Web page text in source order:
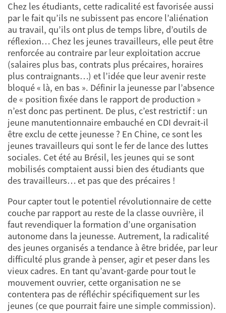
Chez les étudiants, cette radicalité est favorisée aussi
par le fait qu’ils ne subissent pas encore l’aliénation
au travail, qu’ils ont plus de temps libre, d’outils de
réflexion… Chez les jeunes travailleurs, elle peut être
renforcée au contraire par leur exploitation accrue
(salaires plus bas, contrats plus précaires, horaires
plus contraignants…) et l’idée que leur avenir reste
bloqué « là, en bas ». Définir la jeunesse par l’absence
de « position fixée dans le rapport de production »
n’est donc pas pertinent. De plus, c’est restrictif : un
jeune manutentionnaire embauché en CDI devrait-il
être exclu de cette jeunesse ? En Chine, ce sont les
jeunes travailleurs qui sont le fer de lance des luttes
sociales. Cet été au Brésil, les jeunes qui se sont
mobilisés comptaient aussi bien des étudiants que
des travailleurs… et pas que des précaires !
Pour capter tout le potentiel révolutionnaire de cette
couche par rapport au reste de la classe ouvrière, il
faut revendiquer la formation d’une organisation
autonome dans la jeunesse. Autrement, la radicalité
des jeunes organisés a tendance à être bridée, par leur
difficulté plus grande à penser, agir et peser dans les
vieux cadres. En tant qu’avant-garde pour tout le
mouvement ouvrier, cette organisation ne se
contentera pas de réfléchir spécifiquement sur les
jeunes (ce que pourrait faire une simple commission).